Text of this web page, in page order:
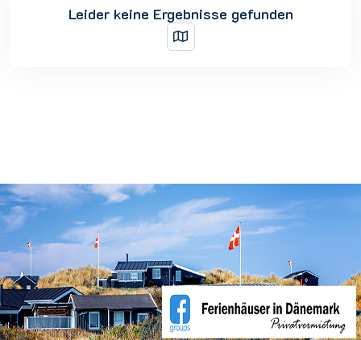
Leider keine Ergebnisse gefunden